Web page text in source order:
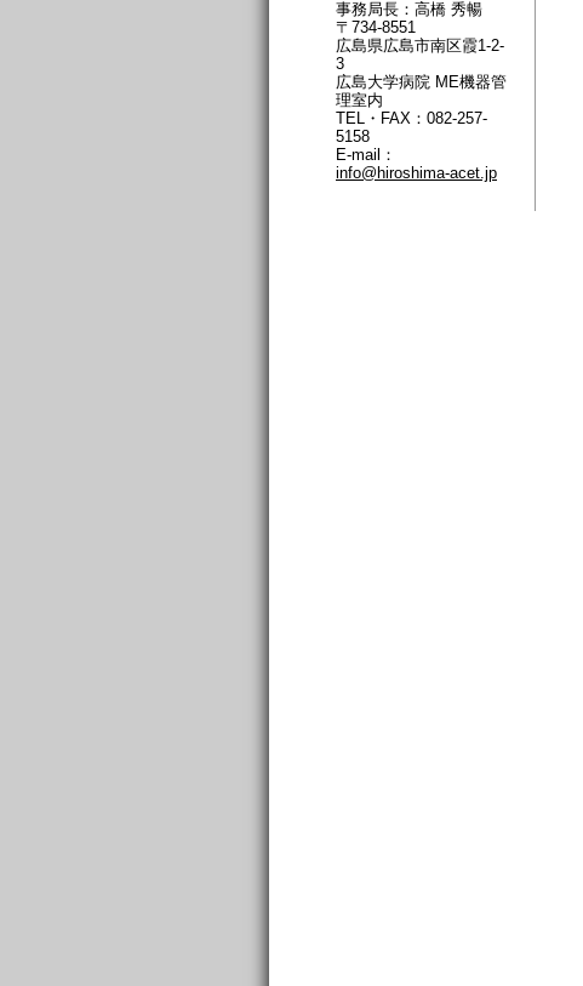
事務局長：高橋 秀暢
〒734-8551
広島県広島市南区霞1-2-
3
広島大学病院 ME機器管
理室内
TEL・FAX：082-257-
5158
E-mail：
info@hiroshima-acet.jp